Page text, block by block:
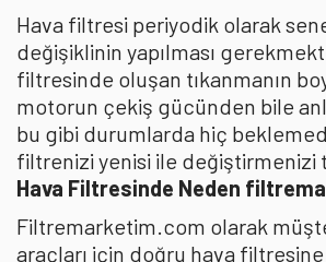
Hava filtresi periyodik olarak
değişiklinin yapılması
filtresinde oluşan tıkanmanın
motorun çekiş gücünden bile
bu gibi durumlarda hiç
filtrenizi yenisi ile değiştirmenizi
Hava Filtresinde Neden
Filtremarketim.com olarak
araçları için doğru hava